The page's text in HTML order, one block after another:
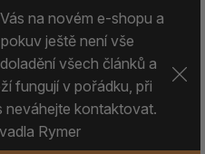
na novém e-shopu a
ještě není vše
všech článků a
fungují v pořádku, při
neváhejte kontaktovat.
Rymer